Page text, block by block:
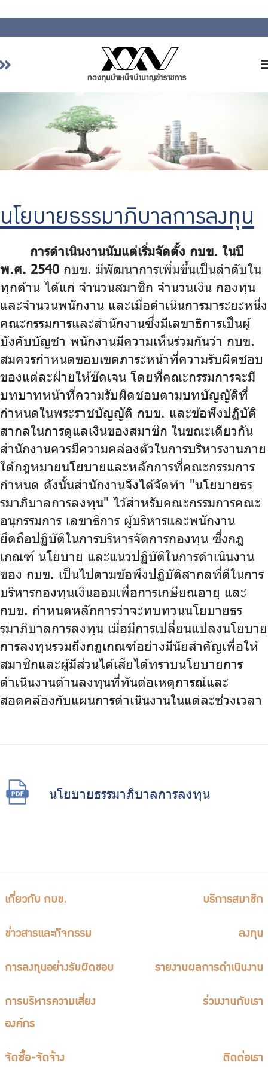
เกี่ยวกับ กบข.
ลงทุน
การบริหารความเสี่ยง
รายงานผลการดำเนินงาน
ข่าวสารและกิจกรรม
จัดซื้อจัดจ้าง
ร่วมงานกับเรา
ติดต่อเรา
ไทย | Eng
นโยบายธรรมาภิบาลการลงทุน
การดำเนินงานนับแต่เริ่มจัดตั้ง กบข. ในปี
พ.ศ. 2540 กบข. มีพัฒนาการเพิ่มขึ้นเป็นลำดับใน
ทุกด้าน ได้แก่ จำนวนสมาชิก จำนวนเงิน กองทุน
และจำนวนพนักงาน และเมื่อดำเนินการมาระยะหนึ่ง
คณะกรรมการและสำนักงานซึ่งมีเลขาธิการเป็นผู้
บังคับบัญชา พนักงานมีความเห็นร่วมกันว่า กบข.
สมควรกำหนดขอบเขตภาระหน้าที่ความรับผิดชอบ
ของแต่ละฝ่ายให้ชัดเจน โดยที่คณะกรรมการจะมี
บทบาทหน้าที่ความรับผิดชอบตามบทบัญญัติที่
กำหนดในพระราชบัญญัติ กบข. และข้อพึงปฏิบัติ
สากลในการดูแลเงินของสมาชิก ในขณะเดียวกัน
สำนักงานควรมีความคล่องตัวในการบริหารงานภาย
ใต้กฎหมายนโยบายและหลักการที่คณะกรรมการ
กำหนด ดังนั้นสำนักงานจึงได้จัดทำ "นโยบายธร
รมาภิบาลการลงทุน" ไว้สำหรับคณะกรรมการคณะ
อนุกรรมการ เลขาธิการ ผู้บริหารและพนักงาน
ยึดถือปฏิบัติในการบริหารจัดการกองทุน ซึ่งกฎ
เกณฑ์ นโยบาย และแนวปฏิบัติในการดำเนินงาน
ของ กบข. เป็นไปตามข้อพึงปฏิบัติสากลที่ดีในการ
บริหารกองทุนเงินออมเพื่อการเกษียณอายุ และ
กบข. กำหนดหลักการว่าจะทบทวนนโยบายธร
รมาภิบาลการลงทุน เมื่อมีการเปลี่ยนแปลงนโยบาย
การลงทุนรวมถึงกฎเกณฑ์อย่างมีนัยสำคัญเพื่อให้
สมาชิกและผู้มีส่วนได้เสียได้ทราบนโยบายการ
ดำเนินงานด้านลงทุนที่ทันต่อเหตุการณ์และ
สอดคล้องกับแผนการดำเนินงานในแต่ละช่วงเวลา
นโยบายธรรมาภิบาลการลงทุน
เกี่ยวกับ กบข. บริการสมาชิก
ข่าวสารและกิจกรรม ลงทุน
การลงทุนอย่างรับผิดชอบ รายงานผลการดำเนินงาน
การบริหารความเสี่ยง
องค์กร
ร่วมงานกับเรา
จัดซื้อ-จัดจ้าง ติดต่อเรา